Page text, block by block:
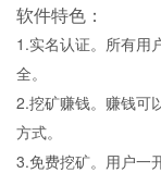
软件特色：
1.实名认证。所有用
全。
2.挖矿赚钱。赚钱可
方式。
3.免费挖矿。用户一